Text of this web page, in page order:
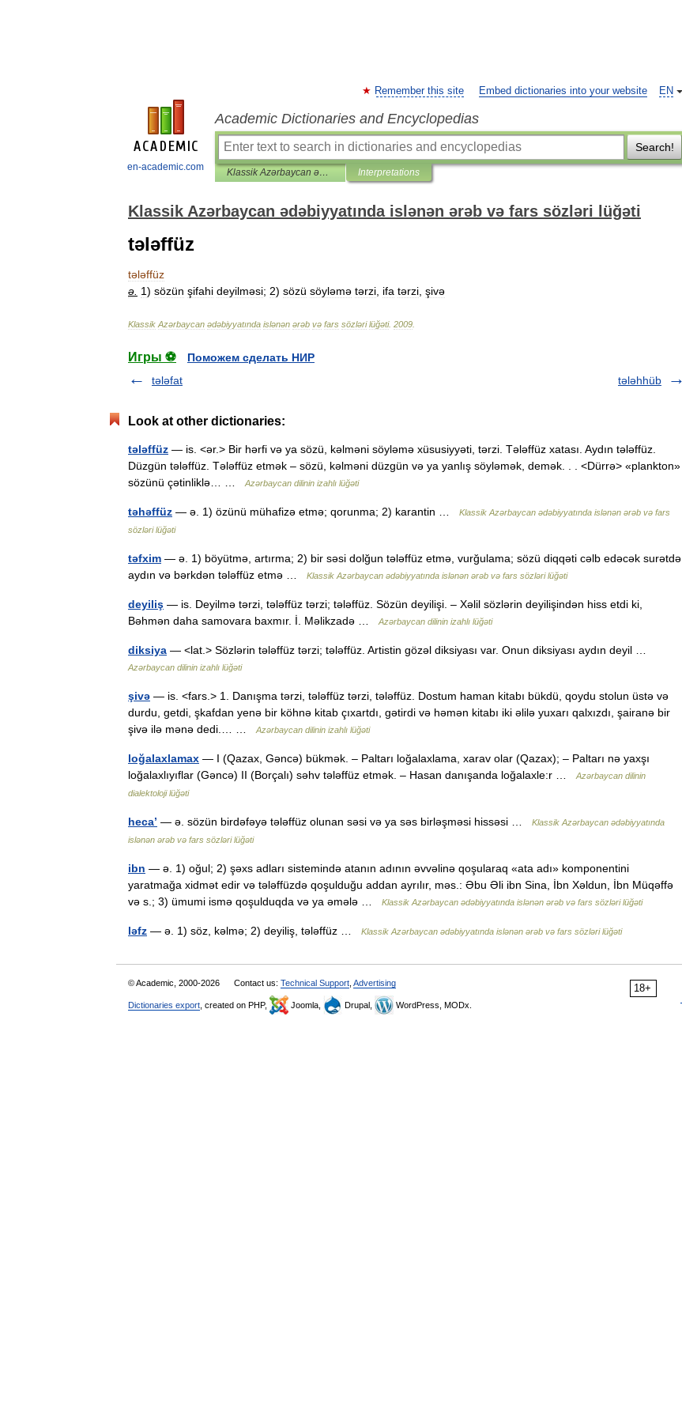
en-academic.com
EN
Remember this site Embed dictionaries into your website
Academic Dictionaries and Encyclopedias
Search!
Klassik Azərbaycan ədəbiyyatında islənən ərəb və fars sözləri lüğəti Interpretations
Klassik Azərbaycan ədəbiyyatında islənən ərəb və fars sözləri lüğəti
tələffüz
tələffüz
ə 1) sözün şifahi deyilməsi; 2) sözü söyləmə tərzi ifa tərzi şivə
Klassik Azərbaycan ədəbiyyatında islənən ərəb və fars sözləri lüğəti. 2009
Игры ⚽
Поможем сделать НИР
tələfat
tələhhüb
Look at other dictionaries:
tələffüz — is. <ər.> Bir hərfi və ya sözü, kəlməni söyləmə xüsusiyyəti, tərzi. Tələffüz xatası. Aydın tələffüz.
Düzgün tələffüz. Tələffüz etmək – sözü, kəlməni düzgün və ya yanlış söyləmək, demək. . . <Dürrə> «plankton»
sözünü çətinliklə… …
Azərbaycan dilinin izahlı lüğəti
təhəffüz — ə. 1) özünü mühafizə etmə; qorunma; 2) karantin …
Klassik Azərbaycan ədəbiyyatında islənən ərəb və fars
sözləri lüğəti
təfxim — ə. 1) böyütmə, artırma; 2) bir səsi dolğun tələffüz etmə, vurğulama; sözü diqqəti cəlb edəcək surətdə
aydın və bərkdən tələffüz etmə …
Klassik Azərbaycan ədəbiyyatında islənən ərəb və fars sözləri lüğəti
deyiliş — is. Deyilmə tərzi, tələffüz tərzi; tələffüz. Sözün deyilişi. – Xəlil sözlərin deyilişindən hiss etdi ki,
Bəhmən daha samovara baxmır. İ. Məlikzadə …
Azərbaycan dilinin izahlı lüğəti
diksiya — <lat.> Sözlərin tələffüz tərzi; tələffüz. Artistin gözəl diksiyası var. Onun diksiyası aydın deyil …
Azərbaycan dilinin izahlı lüğəti
şivə — is. <fars.> 1. Danışma tərzi, tələffüz tərzi, tələffüz. Dostum haman kitabı bükdü, qoydu stolun üstə və
durdu, getdi, şkafdan yenə bir köhnə kitab çıxartdı, gətirdi və həmən kitabı iki əlilə yuxarı qalxızdı, şairanə bir
şivə ilə mənə dedi.… …
Azərbaycan dilinin izahlı lüğəti
loğalaxlamax — I (Qazax, Gəncə) bükmək. – Paltarı loğalaxlama, xarav olar (Qazax); – Paltarı nə yaxşı
loğalaxlıyıflar (Gəncə) II (Borçalı) səhv tələffüz etmək. – Hasan danışanda loğalaxle:r …
Azərbaycan dilinin
dialektoloji lüğəti
heca’ — ə. sözün birdəfəyə tələffüz olunan səsi və ya səs birləşməsi hissəsi …
Klassik Azərbaycan ədəbiyyatında
islənən ərəb və fars sözləri lüğəti
ibn — ə. 1) oğul; 2) şəxs adları sistemində atanın adının əvvəlinə qoşularaq «ata adı» komponentini
yaratmağa xidmət edir və tələffüzdə qoşulduğu addan ayrılır, məs.: Əbu Əli ibn Sina, İbn Xəldun, İbn Müqəffə
və s.; 3) ümumi ismə qoşulduqda və ya əmələ …
Klassik Azərbaycan ədəbiyyatında islənən ərəb və fars sözləri lüğəti
ləfz — ə. 1) söz, kəlmə; 2) deyiliş, tələffüz … Klassik Azərbaycan ədəbiyyatında islənən ərəb və fars sözləri lüğəti
18+
© Academic, 2000-2026 Contact us: Technical Support Advertising
Dictionaries export , created on PHP, Joomla, Drupal, WordPress, MODx.